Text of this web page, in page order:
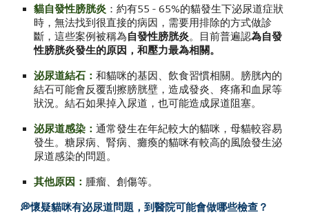
貓自發性膀胱炎 ：約有55 - 65%的貓發生下泌尿道症狀
時，無法找到很直接的病因，需要用排除的方式做診
斷，這些案例被稱為自發性膀胱炎。目前普遍認為自發
性膀胱炎發生的原因，和壓力最為相關。
泌尿道結石：和貓咪的基因、飲食習慣相關。膀胱內的
結石可能會反覆刮擦膀胱壁，造成發炎、疼痛和血尿等
狀況。結石如果掉入尿道，也可能造成尿道阻塞。
泌尿道感染：通常發生在年紀較大的貓咪，母貓較容易
發生。糖尿病、腎病、癱瘓的貓咪有較高的風險發生泌
尿道感染的問題。
其他原因： 腫瘤、創傷等。
💭懷疑貓咪有泌尿道問題，到醫院可能會做哪些檢查？